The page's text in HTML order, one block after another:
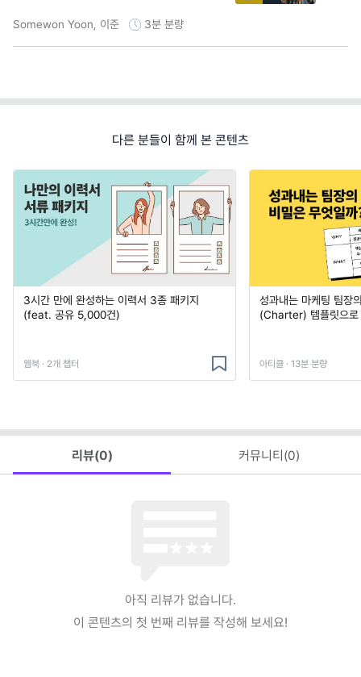
Somewon Yoon, 이준 3분 분량
다른 분들이 함께 본 콘텐츠
3시간 만에 완성하는 이력서 3종 패키지
(feat. 공유 5,000건)
웹북 · 2개 챕터
성과내는 마케팅 팀장
(Charter) 템플릿으로
아티클 · 13분 분량
리뷰(0) 커뮤니티(0)
아직 리뷰가 없습니다.
이 콘텐츠의 첫 번째 리뷰를 작성해 보세요!